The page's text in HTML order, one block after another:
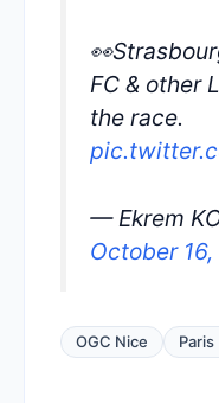
FC & other
the race.
— Ekrem
October
OGC Nice Paris